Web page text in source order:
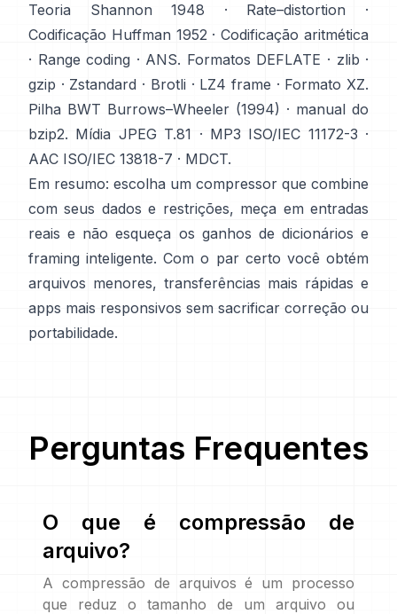
Teoria
Shannon 1948 · Rate–distortion
·
Codificação Huffman 1952 · Codificação aritmética
· Range coding · ANS. Formatos DEFLATE · zlib ·
gzip · Zstandard · Brotli · LZ4 frame · Formato XZ.
Pilha BWT Burrows–Wheeler (1994) · manual do
bzip2. Mídia JPEG T.81 · MP3 ISO/IEC 11172-3 ·
AAC ISO/IEC 13818-7 · MDCT.
Em resumo: escolha um compressor que combine
com seus dados e restrições, meça em entradas
reais e não esqueça os ganhos de dicionários e
framing inteligente. Com o par certo você obtém
arquivos menores, transferências mais rápidas e
apps mais responsivos sem sacrificar correção ou
portabilidade.
Perguntas Frequentes
O que é compressão de
arquivo?
A compressão de arquivos é um processo
que reduz o tamanho de um arquivo ou